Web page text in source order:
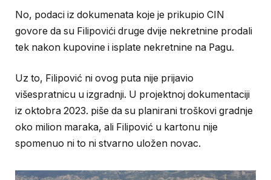
No, podaci iz dokumenata koje je prikupio CIN
govore da su Filipovići druge dvije nekretnine prodali
tek nakon kupovine i isplate nekretnine na Pagu.
Uz to, Filipović ni ovog puta nije prijavio
višespratnicu u izgradnji. U projektnoj dokumentaciji
iz oktobra 2023. piše da su planirani troškovi gradnje
oko milion maraka, ali Filipović u kartonu nije
spomenuo ni to ni stvarno uložen novac.